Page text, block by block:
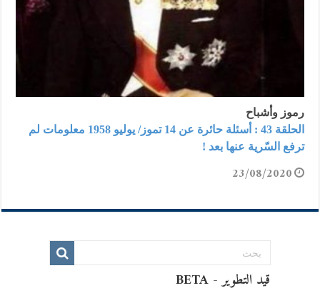
رموز وأشباح
الحلقة 43 : أسئلة حائرة عن 14 تموز/ يوليو 1958 معلومات لم
ترفع السّرية عنها بعد !
23/08/2020